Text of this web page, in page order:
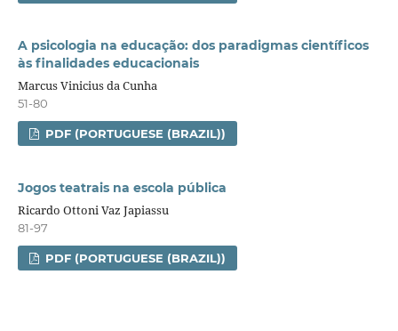
A psicologia na educação: dos paradigmas científicos
às finalidades educacionais
Marcus Vinicius da Cunha
51-80
PDF (PORTUGUESE (BRAZIL))
Jogos teatrais na escola pública
Ricardo Ottoni Vaz Japiassu
81-97
PDF (PORTUGUESE (BRAZIL))